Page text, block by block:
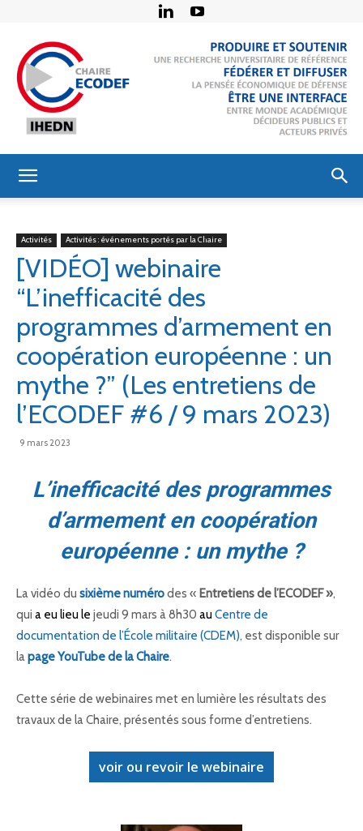
Économie
de
défense
–
IHEDN
Activités Activités : événements portés par la Chaire
[VIDÉO] webinaire
“L’inefficacité des
programmes d’armement en
coopération européenne : un
mythe ?” (Les entretiens de
l’ECODEF #6 / 9 mars 2023)
9 mars 2023
L’inefficacité des programmes
d’armement en coopération
européenne : un mythe ?
La vidéo du sixième numérodes « Entretiens de l’ECODEF »,
qui a eu lieu le jeudi 9 mars à 8h30 auCentre de
documentation de l’École militaire (CDEM), est disponible sur
lapage YouTube de la Chaire.
Cette série de webinaires met en lumière les résultats des
travaux de la Chaire, présentés sous forme d’entretiens.
voir ou revoir le webinaire